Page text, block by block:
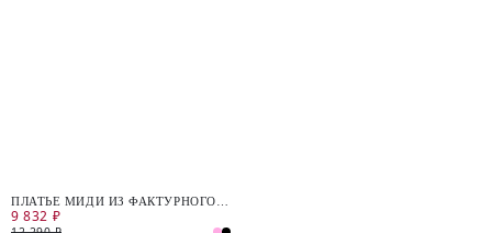
ПЛАТЬЕ МИДИ ИЗ ФАКТУРНОГО
ХЛОПКА
9 832 ₽